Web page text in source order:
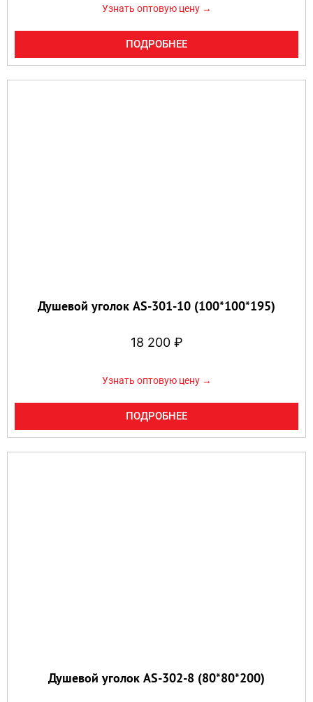
Узнать оптовую цену →
ПОДРОБНЕЕ
Душевой уголок AS-301-10 (100*100*195)
18 200 ₽
Узнать оптовую цену →
ПОДРОБНЕЕ
Душевой уголок AS-302-8 (80*80*200)